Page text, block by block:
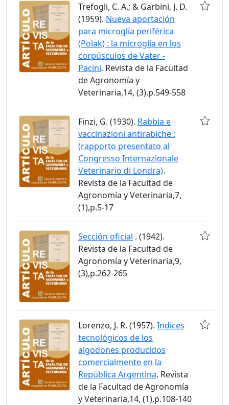
Trefogli, C. A.; & Garbini, J. D.
(1959). Nueva aportación
para microglía periférica
(Polak) : la microglía en los
corpúsculos de Vater -
Pacini. Revista de la Facultad
de Agronomía y
Veterinaria,14, (3),p.549-558
Finzi, G. (1930). Rabbia e
vaccinazioni antirabiche :
(rapporto presentato al
Congresso Internazionale
Veterinario di Londra).
Revista de la Facultad de
Agronomía y Veterinaria,7,
(1),p.5-17
Sección oficial . (1942).
Revista de la Facultad de
Agronomía y Veterinaria,9,
(3),p.262-265
Lorenzo, J. R. (1957). Indices
tecnológicos de los
algodones producidos
comercialmente en la
República Argentina. Revista
de la Facultad de Agronomía
y Veterinaria,14, (1),p.108-140